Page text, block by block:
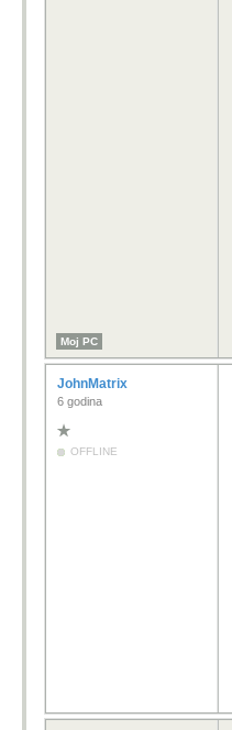
Moj PC
JohnMatrix
6 godina
OFFLINE